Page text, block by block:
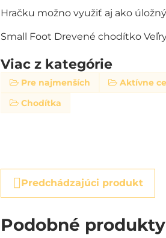
Hračku možno využiť aj ako
Small Foot Drevené chodítko
Viac z kategórie
Pre najmenších Aktívne
Chodítka
Predchádzajúci produkt
Podobné produkty